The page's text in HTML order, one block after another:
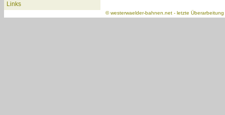
Links
©westerwaelder-bahnen.net - letzte